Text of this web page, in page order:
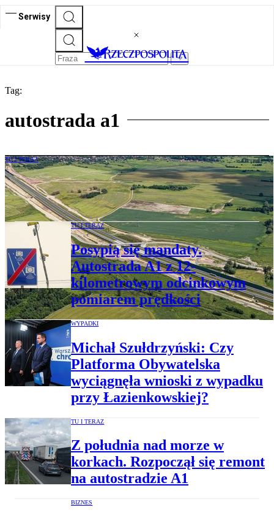
Serwisy
Tag:
autostrada a1
TU I TERAZ
Remont najgorszego odcinka autostrady
w Polsce. Koniec z pofałdowaniami na A1
TU I TERAZ
Posypią się mandaty.
Autostrada A1 z 12-
kilometrowym odcinkowym
pomiarem prędkości
WYPADKI
Michał Szułdrzyński: Czy
Platforma Obywatelska
wyciągnęła wnioski z wypadku
przy Łazienkowskiej?
TU I TERAZ
Z południa nad morze w
korkach. Rozpoczął się remont
na autostradzie A1
BIZNES